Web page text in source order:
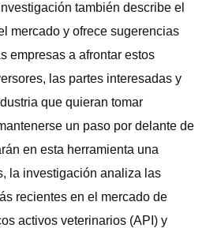
también describe el
mercado y ofrece sugerencias
empresas a afrontar estos
las partes interesadas y
que quieran tomar
un paso por delante de
en esta herramienta una
la investigación analiza las
recientes en el mercado de
activos veterinarios (API) y